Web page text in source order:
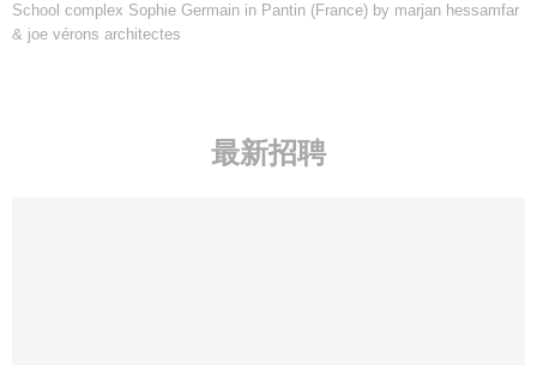
School complex Sophie Germain in Pantin (France) by marjan hessamfar
& joe vérons architectes
最新招聘